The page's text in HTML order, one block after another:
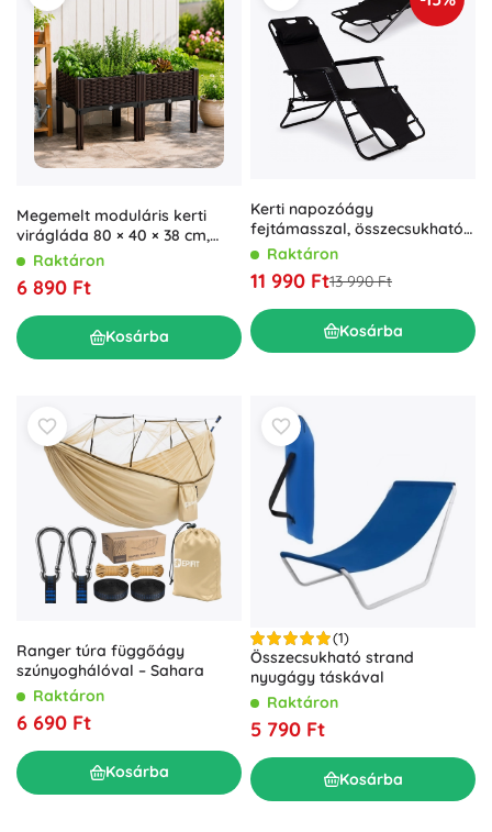
Megemelt moduláris kerti
virágláda 80 × 40 × 38 cm,
barna
Raktáron
6 890 Ft
Kosárba
Kerti napozóágy
fejtámasszal, összecsukható
szerkezet, fekete, MultiGarden
Raktáron
11 990 Ft13 990 Ft
Kosárba
Ranger túra függőágy
szúnyoghálóval – Sahara
Raktáron
6 690 Ft
Kosárba
(1)
Összecsukható strand
nyugágy táskával
Raktáron
5 790 Ft
Kosárba